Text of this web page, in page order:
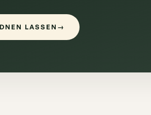
LASSEN →